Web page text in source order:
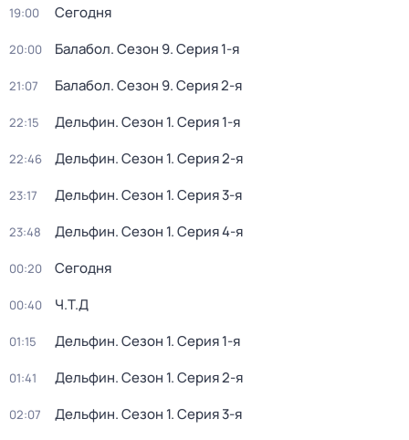
19:00 Сегодня
20:00 Балабол. Сезон 9. Серия 1-я
21:07 Балабол. Сезон 9. Серия 2-я
22:15 Дельфин. Сезон 1. Серия 1-я
22:46 Дельфин. Сезон 1. Серия 2-я
23:17 Дельфин. Сезон 1. Серия 3-я
23:48 Дельфин. Сезон 1. Серия 4-я
00:20 Сегодня
00:40 Ч.T.Д
01:15 Дельфин. Сезон 1. Серия 1-я
01:41 Дельфин. Сезон 1. Серия 2-я
02:07 Дельфин. Сезон 1. Серия 3-я